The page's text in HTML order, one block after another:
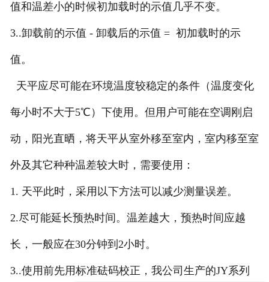
值和温差小的时候初加载时的示值几乎不变。
3..卸载前的示值 - 卸载后的示值 = 初加载时的示
值。
天平应尽可能在环境温度较稳定的条件（温度变化
每小时不大于5℃）下使用。但用户可能在空调刚启
动，阳光直晒，将天平从室外移至室内，室内移至室
外及其它种种温差较大时，需要使用：
1. 天平此时，采用以下方法可以减少测量误差。
2.尽可能延长预热时间。温差越大，预热时间应越
长，一般应在30分钟到2小时。
3..使用前先用标准砝码校正，我公司生产的JY系列